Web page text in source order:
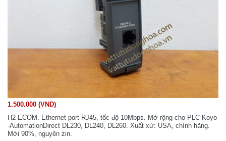
1.500.000 (VND)
H2-ECOM. Ethernet port RJ45, tốc độ 10Mbps. Mở rộng cho PLC Koyo
-AutomationDirect DL230, DL240, DL260. Xuất xứ: USA, chính hãng.
Mới 90%, nguyên zin.